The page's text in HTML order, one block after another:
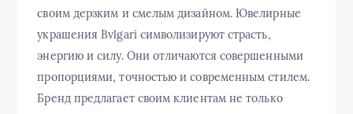
своим дерзким и смелым дизайном. Ювелирные
украшения Bvlgari символизируют страсть,
энергию и силу. Они отличаются совершенными
пропорциями, точностью и современным стилем.
Бренд предлагает своим клиентам не только